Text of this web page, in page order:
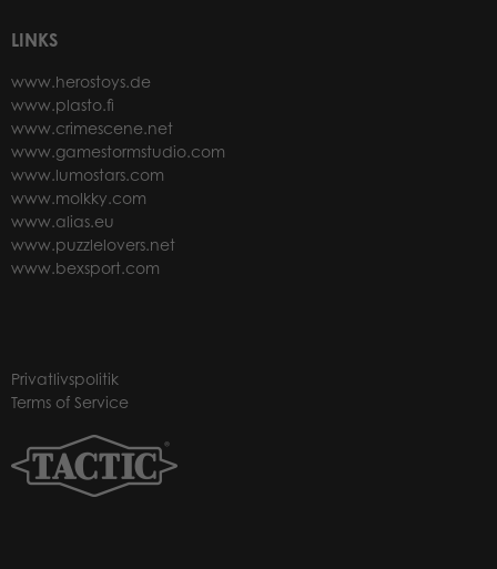
LINKS
www.herostoys.de
www.plasto.fi
www.crimescene.net
www.gamestormstudio.com
www.lumostars.com
www.molkky.com
www.alias.eu
www.puzzlelovers.net
www.bexsport.com
Privatlivspolitik
Terms of Service